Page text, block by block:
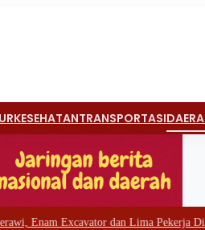
KESEHATANTRANSPORTASI
dan Lima Pekerja Diamankan|#4 -